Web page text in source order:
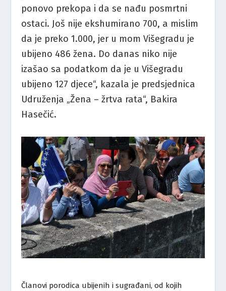
ponovo prekopa i da se nađu posmrtni
ostaci. Još nije ekshumirano 700, a mislim
da je preko 1.000, jer u mom Višegradu je
ubijeno 486 žena. Do danas niko nije
izašao sa podatkom da je u Višegradu
ubijeno 127 djece“, kazala je predsjednica
Udruženja „Žena – žrtva rata“, Bakira
Hasečić.
Članovi porodica ubijenih i sugrađani, od kojih